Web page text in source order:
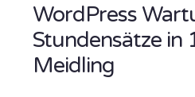
WordPress
Stundensätze in
Meidling